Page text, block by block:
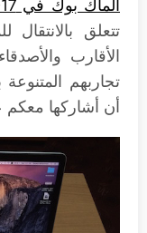
الماك بوك في 2017
تتعلق
الأقارب
تجاربهم
أن أشاركها